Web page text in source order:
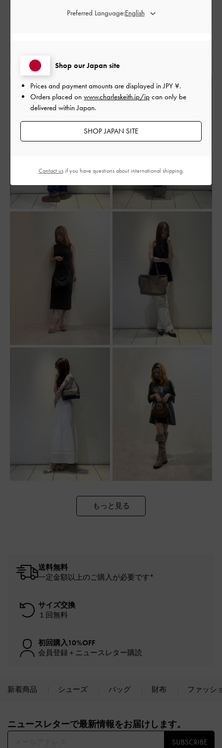
もっと見る
送料無料
一定金額以上のご購入が必要です*
サイズ交換
１回無料
初回購入10%OFF
会員登録＋ニュースレター購読
新着商品 シューズ バッグ 財布 ファッシ
ニュースレターで最新情報をお届けします。​
SUBSCRIBE
Shop our Japan site
Prices and payment amounts are displayed inJPY ¥.
Orders placed on www.charleskeith.jp/jp can only be
delivered within Japan.
SHOP JAPAN SITE
Preferred Language:
Contact usif you have questions about international shipping.